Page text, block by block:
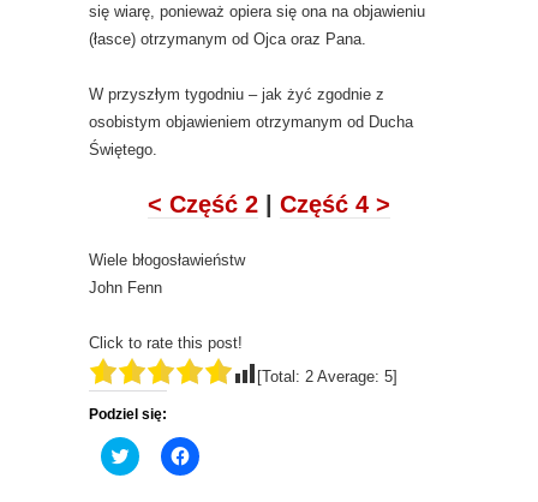
się wiarę, ponieważ opiera się ona na objawieniu
(łasce) otrzymanym od Ojca oraz Pana.
W przyszłym tygodniu – jak żyć zgodnie z
osobistym objawieniem otrzymanym od Ducha
Świętego.
< Część 2 | Część 4 >
Wiele błogosławieństw
John Fenn
Click to rate this post!
[Total: 2 Average: 5]
Podziel się:
C
l
C
l